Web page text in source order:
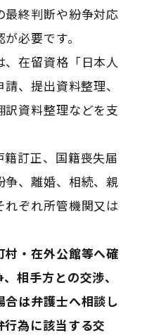
終判断や紛争対応
必要です。
在留資格「日本人
、提出資料整理、
資料整理などを支
訂正、国籍喪失届
、離婚、相続、親
ぞれ所管機関又は
・在外公館等へ確
相手方との交渉、
は弁護士へ相談し
為に該当する交